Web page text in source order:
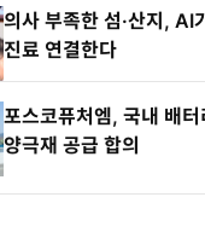
의사 부족한 섬·산지, AI
진료 연결한다
포스코퓨처엠, 국내 배
양극재 공급 합의